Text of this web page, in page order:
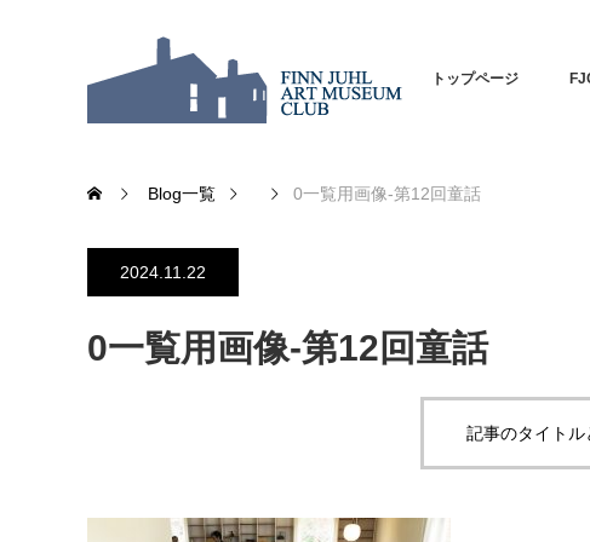
トップページ
Blog一覧 0一覧用画像-第12回童話
2024.11.22
0一覧用画像-第12回童話
記事のタイト